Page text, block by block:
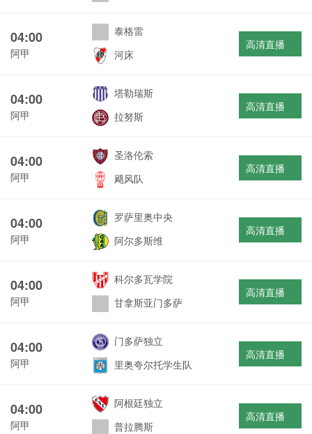
04:00
阿甲
泰格雷
河床
高清直播
04:00
阿甲
塔勒瑞斯
拉努斯
高清直播
04:00
阿甲
圣洛伦索
飓风队
高清直播
04:00
阿甲
罗萨里奥中央
阿尔多斯维
高清直播
04:00
阿甲
科尔多瓦学院
甘拿斯亚门多萨
高清直播
04:00
阿甲
门多萨独立
里奥夸尔托学生队
高清直播
04:00
阿甲
阿根廷独立
普拉腾斯
高清直播